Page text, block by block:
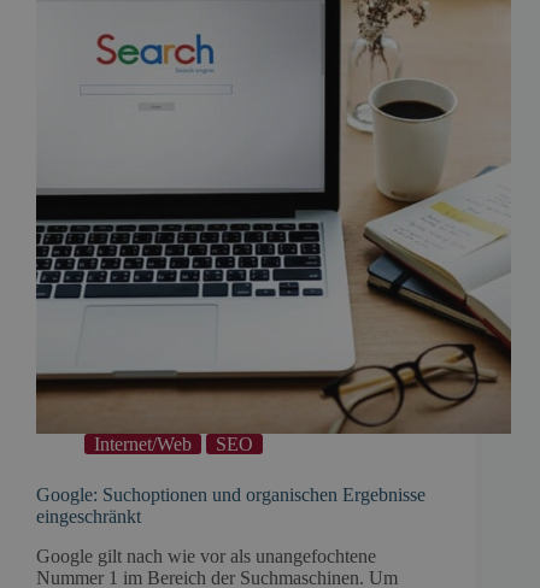
Internet/Web SEO
Google: Suchoptionen und organischen Ergebnisse
eingeschränkt
Google gilt nach wie vor als unangefochtene
Nummer 1 im Bereich der Suchmaschinen. Um